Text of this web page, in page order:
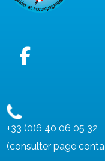
+33 (0)6 40 06 05 32
(consulter page